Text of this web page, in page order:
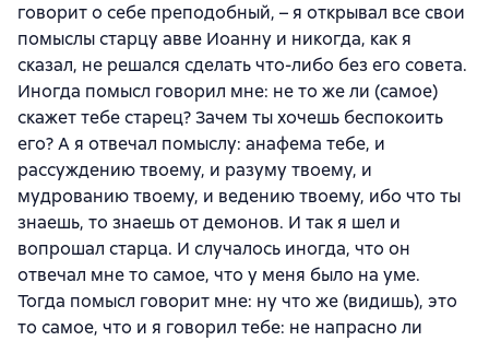
говорит о себе преподобный, – я открывал все свои
помыслы старцу авве Иоанну и никогда, как я
сказал, не решался сделать что-либо без его совета.
Иногда помысл говорил мне: не то же ли (самое)
скажет тебе старец? Зачем ты хочешь беспокоить
его? А я отвечал помыслу: анафема тебе, и
рассуждению твоему, и разуму твоему, и
мудрованию твоему, и ведению твоему, ибо что ты
знаешь, то знаешь от демонов. И так я шел и
вопрошал старца. И случалось иногда, что он
отвечал мне то самое, что у меня было на уме.
Тогда помысл говорит мне: ну что же (видишь), это
то самое, что и я говорил тебе: не напрасно ли